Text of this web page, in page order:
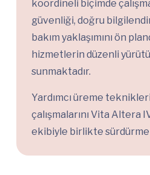
koordineli biçimde
güvenliği, doğru
bakım yaklaşımını ön
hizmetlerin düzenli
sunmaktadır.
Yardımcı üreme
çalışmalarını Vita Altera
ekibiyle birlikte